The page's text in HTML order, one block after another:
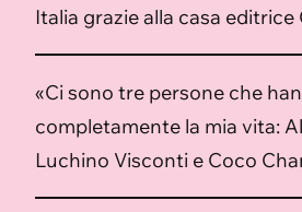
Italia grazie alla casa editrice
«Ci sono tre persone che
completamente la mia vita:
Luchino Visconti e Coco